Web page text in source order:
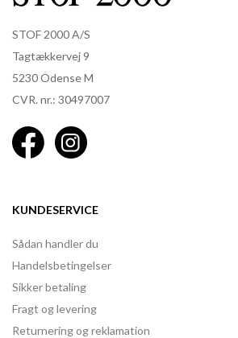
STOF 2000 A/S
Tagtækkervej 9
5230 Odense M
CVR. nr.: 30497007
KUNDESERVICE
Sådan handler du
Handelsbetingelser
Sikker betaling
Fragt og levering
Returnering og reklamation